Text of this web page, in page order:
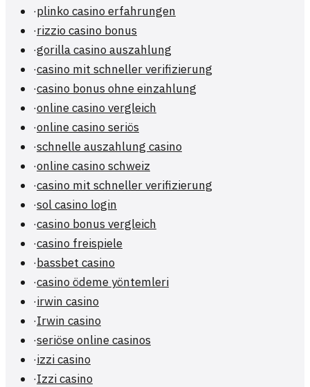
·plinko casino erfahrungen
·rizzio casino bonus
·gorilla casino auszahlung
·casino mit schneller verifizierung
·casino bonus ohne einzahlung
·online casino vergleich
·online casino seriös
·schnelle auszahlung casino
·online casino schweiz
·casino mit schneller verifizierung
·sol casino login
·casino bonus vergleich
·casino freispiele
·bassbet casino
·casino ödeme yöntemleri
·irwin casino
·Irwin casino
·seriöse online casinos
·izzi casino
·Izzi casino